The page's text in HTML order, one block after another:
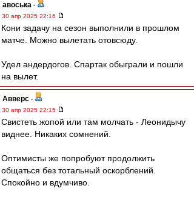
авоська -
30 апр 2025 22:16
Кони задачу на сезон выполнили в прошлом
матче. Можно вылетать отовсюду.
Удел андердогов. Спартак обыграли и пошли
на вылет.
Авверс -
30 апр 2025 22:15
Свистеть жопой или там молчать - Леонидычу
виднее. Никаких сомнений.
Оптимисты же попробуют продолжить
общаться без тотальный оскорблений.
Спокойно и вдумчиво.